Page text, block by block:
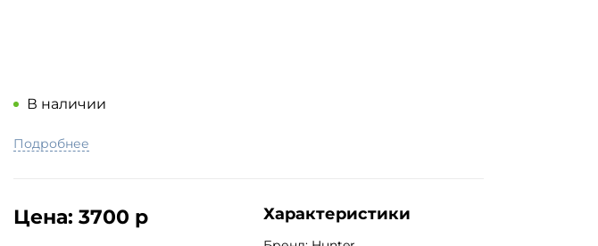
В наличии
Подробнее
Цена: 3700 р Характеристики